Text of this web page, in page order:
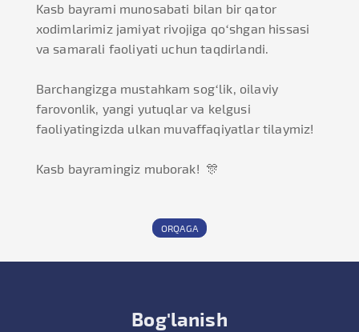
Kasb bayrami munosabati bilan bir qator
xodimlarimiz jamiyat rivojiga qo‘shgan hissasi
va samarali faoliyati uchun taqdirlandi.
Barchangizga mustahkam sog‘lik, oilaviy
farovonlik, yangi yutuqlar va kelgusi
faoliyatingizda ulkan muvaffaqiyatlar tilaymiz!
Kasb bayramingiz muborak! 🎊
ORQAGA
Bog'lanish